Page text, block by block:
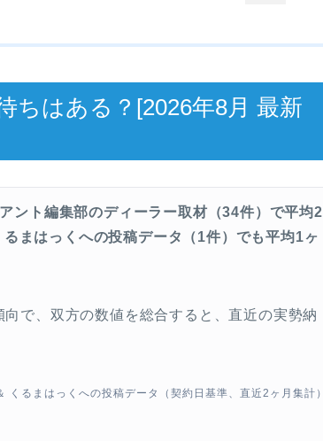
ちはある？[2026年8月 最新
ント編集部のディーラー取材（34件）で平均2
まはっくへの投稿データ（1件）でも平均1ヶ
で、双方の数値を総合すると、直近の実勢納
くるまはっくへの投稿データ（契約日基準、直近2ヶ月集計）